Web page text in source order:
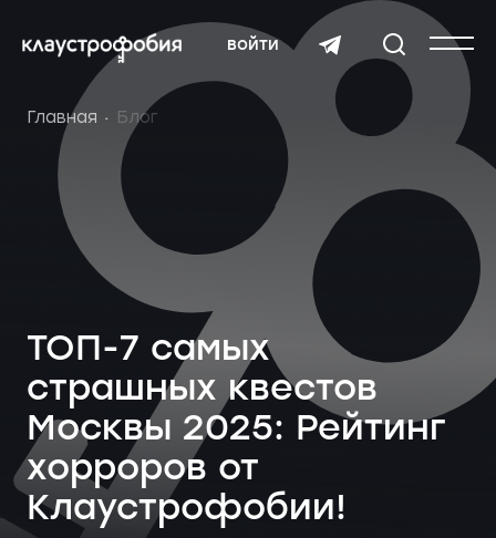
войти
Главная Блог
ТОП-7 самых
страшных квестов
Москвы 2025: Рейтинг
хорроров от
Клаустрофобии!